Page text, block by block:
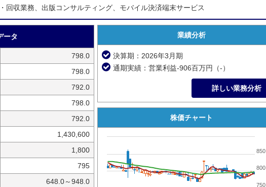
回収業務、出版コンサルティング、モバイル決済端末サービス
ータ
798.0
798.0
792.0
798.0
792.0
1,430,600
1,800
795
648.0～948.0
業績分析
決算期：2026年3月期
通期実績：営業利益-906百万円（-）
詳しい業務分析
株価チャート
750
800
850